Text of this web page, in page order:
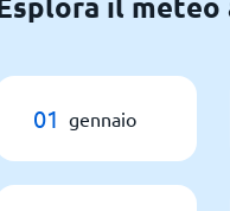
01 gennaio